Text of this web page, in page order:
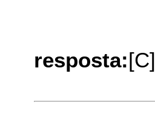
resposta:[C]